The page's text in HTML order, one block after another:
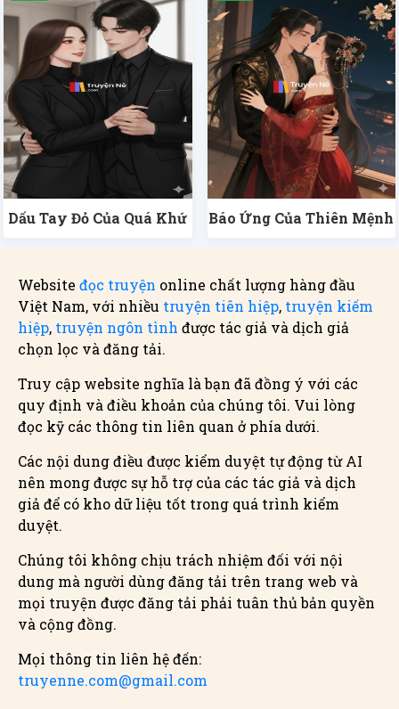
Dấu Tay Đỏ Của Quá Khứ Báo Ứng Của Thiên Mệnh
Website đọc truyện online chất lượng hàng đầu
Việt Nam, với nhiều truyện tiên hiệp, truyện kiếm
hiệp, truyện ngôn tình được tác giả và dịch giả
chọn lọc và đăng tải.
Truy cập website nghĩa là bạn đã đồng ý với các
quy định và điều khoản của chúng tôi. Vui lòng
đọc kỹ các thông tin liên quan ở phía dưới.
Các nội dung điều được kiểm duyệt tự động từ AI
nên mong được sự hỗ trợ của các tác giả và dịch
giả để có kho dữ liệu tốt trong quá trình kiểm
duyệt.
Chúng tôi không chịu trách nhiệm đối với nội
dung mà người dùng đăng tải trên trang web và
mọi truyện được đăng tải phải tuân thủ bản quyền
và cộng đồng.
Mọi thông tin liên hệ đến:
truyenne.com@gmail.com